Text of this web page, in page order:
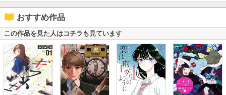
おすすめ作品
この作品を見た人はコチラも見ています